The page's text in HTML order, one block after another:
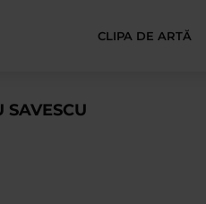
CLIPA DE ARTĂ
SAVESCU